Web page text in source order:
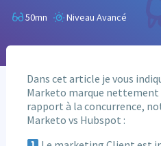
Contact
Mon compte
English
50mn Niveau Avancé
Dans cet article je vous
Marketo marque nettement
rapport à la concurrence,
Marketo vs Hubspot :